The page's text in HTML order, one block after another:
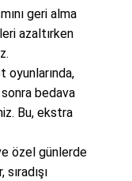
geri alma
azaltırken
bedava
Bu, ekstra
özel günlerde